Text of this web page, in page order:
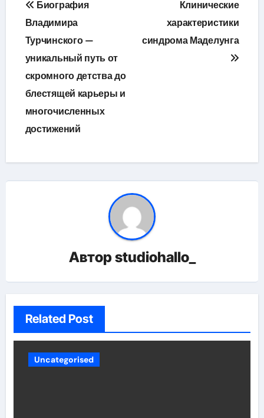
по
записям
Биография
Владимира
Турчинского —
уникальный путь от
скромного детства до
блестящей карьеры и
многочисленных
достижений
Клинические
характеристики
синдрома Маделунга
Авторstudiohallo_
Related Post
Uncategorised